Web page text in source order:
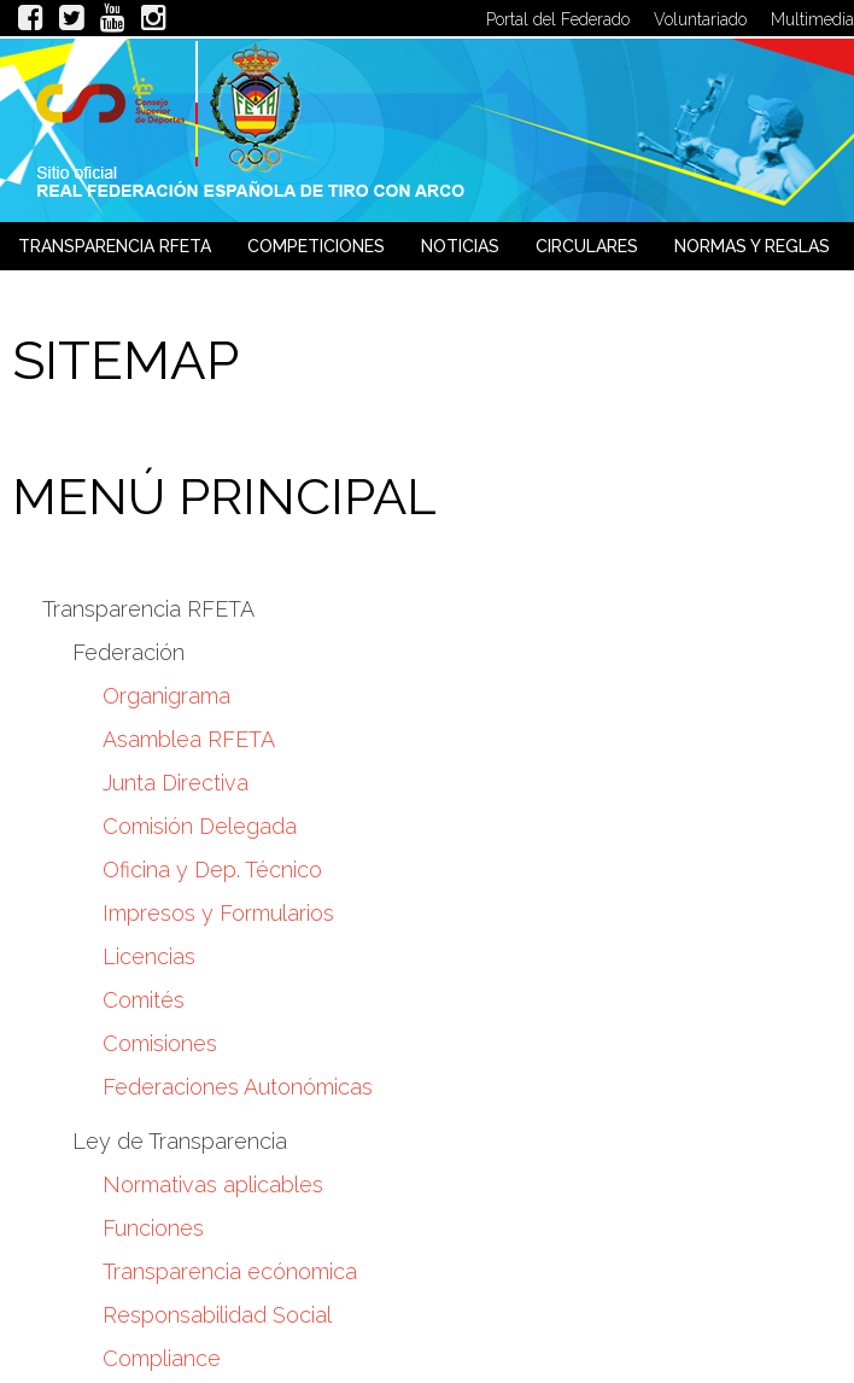
Portal del Federado Voluntariado Multimedia
TRANSPARENCIA RFETA COMPETICIONES NOTICIAS CIRCULARES NORMAS Y REGLAS
SITEMAP
MENÚ PRINCIPAL
Transparencia RFETA
Federación
Organigrama
Asamblea RFETA
Junta Directiva
Comisión Delegada
Oficina y Dep. Técnico
Impresos y Formularios
Licencias
Comités
Comisiones
Federaciones Autonómicas
Ley de Transparencia
Normativas aplicables
Funciones
Transparencia ecónomica
Responsabilidad Social
Compliance
LOG INORSIGN UP
Usuario
Contraseña